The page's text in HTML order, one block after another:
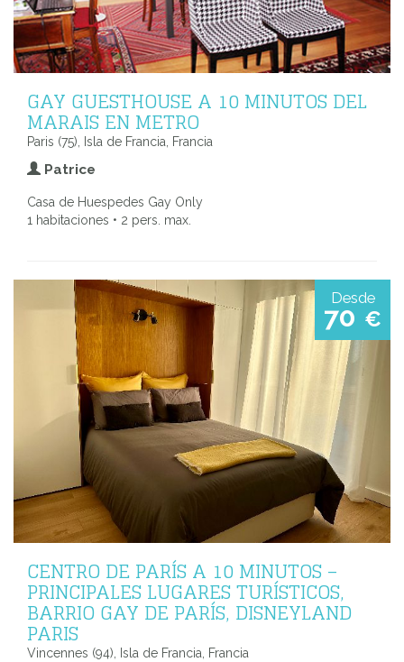
GAY GUESTHOUSE A 10 MINUTOS DEL
MARAIS EN METRO
Paris (75), Isla de Francia, Francia
Patrice
Casa de Huespedes Gay Only
1 habitaciones • 2 pers. max.
Desde
70 €
CENTRO DE PARÍS A 10 MINUTOS –
PRINCIPALES LUGARES TURÍSTICOS,
BARRIO GAY DE PARÍS, DISNEYLAND
PARIS
Vincennes (94), Isla de Francia, Francia